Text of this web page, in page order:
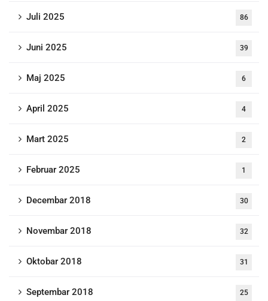
Juli 2025 86
Juni 2025 39
Maj 2025 6
April 2025 4
Mart 2025 2
Februar 2025 1
Decembar 2018 30
Novembar 2018 32
Oktobar 2018 31
Septembar 2018 25